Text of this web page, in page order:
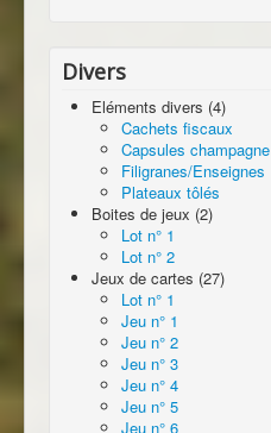
Divers
Eléments divers (4)
Cachets fiscaux
Capsules champagne
Filigranes/Enseignes
Plateaux tôlés
Boites de jeux (2)
Lot n° 1
Lot n° 2
Jeux de cartes (27)
Lot n° 1
Jeu n° 1
Jeu n° 2
Jeu n° 3
Jeu n° 4
Jeu n° 5
Jeu n° 6